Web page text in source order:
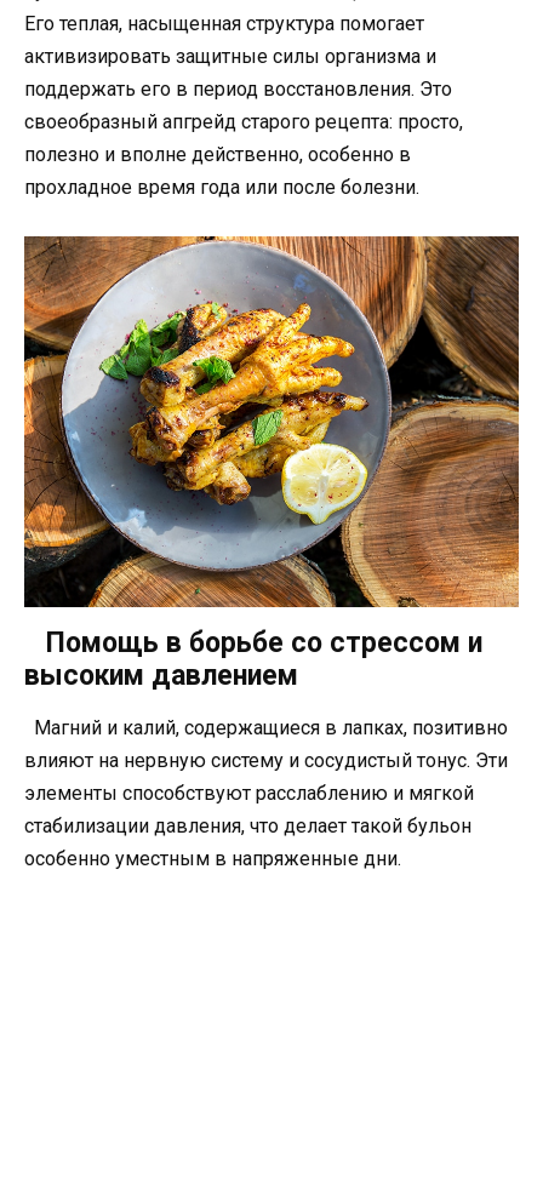
Его теплая, насыщенная структура помогает
активизировать защитные силы организма и
поддержать его в период восстановления. Это
своеобразный апгрейд старого рецепта: просто,
полезно и вполне действенно, особенно в
прохладное время года или после болезни.
Помощь в борьбе со стрессом и
высоким давлением
Магний и калий, содержащиеся в лапках, позитивно
влияют на нервную систему и сосудистый тонус. Эти
элементы способствуют расслаблению и мягкой
стабилизации давления, что делает такой бульон
особенно уместным в напряженные дни.